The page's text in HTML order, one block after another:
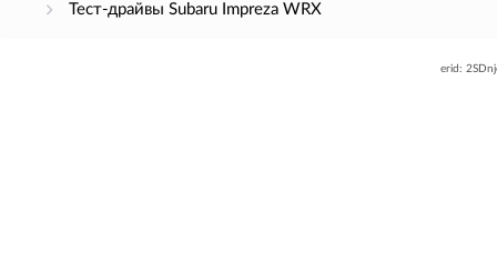
Тест-драйвы Subaru Impreza WRX
erid: